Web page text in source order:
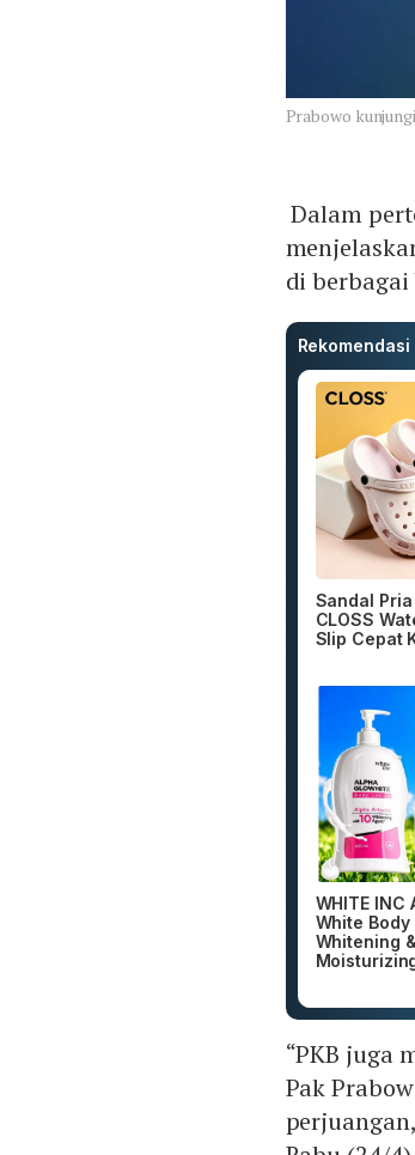
Prabowo
Dalam
di
Rekomendasi
Sandal
CLOSS
Slip Cepat
WHITE INC
White Body
Whitening &
“PKB juga
Pak